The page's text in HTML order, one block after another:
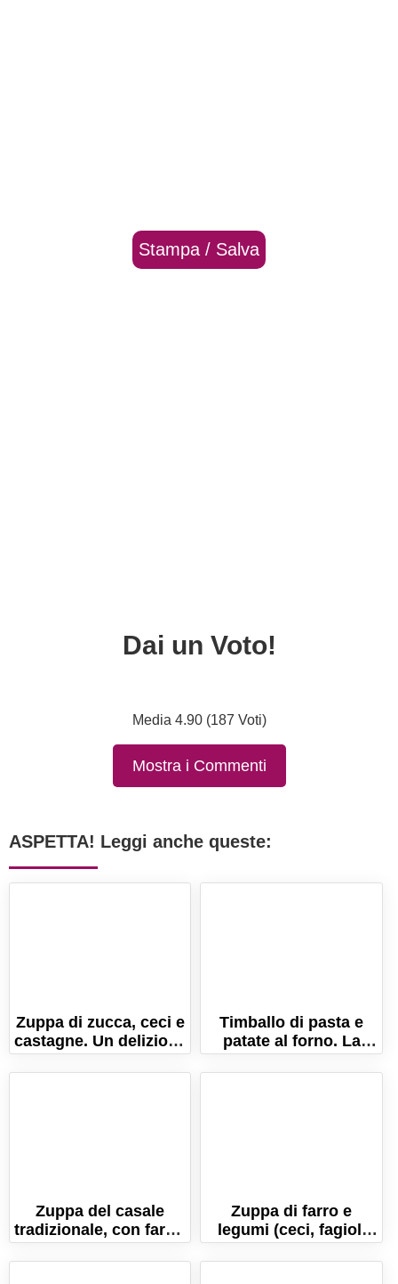
Stampa / Salva
Dai un Voto!
Media 4.90 (187 Voti)
Mostra i Commenti
ASPETTA! Leggi anche queste:
Zuppa di zucca, ceci e
castagne. Un delizioso
comfort food
autunnale!
Timballo di pasta e
patate al forno. La
ricetta di un vero
comfort food!
Zuppa del casale
tradizionale, con farro,
fagioli e ceci!
Zuppa di farro e
legumi (ceci, fagioli
cannellini e borlotti).
Ricetta facile!